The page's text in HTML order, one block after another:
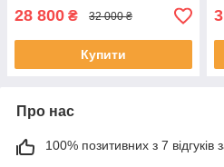
28 800 ₴ 32 000 ₴
Купити
Про нас
100% позитивних з 7 відгуків